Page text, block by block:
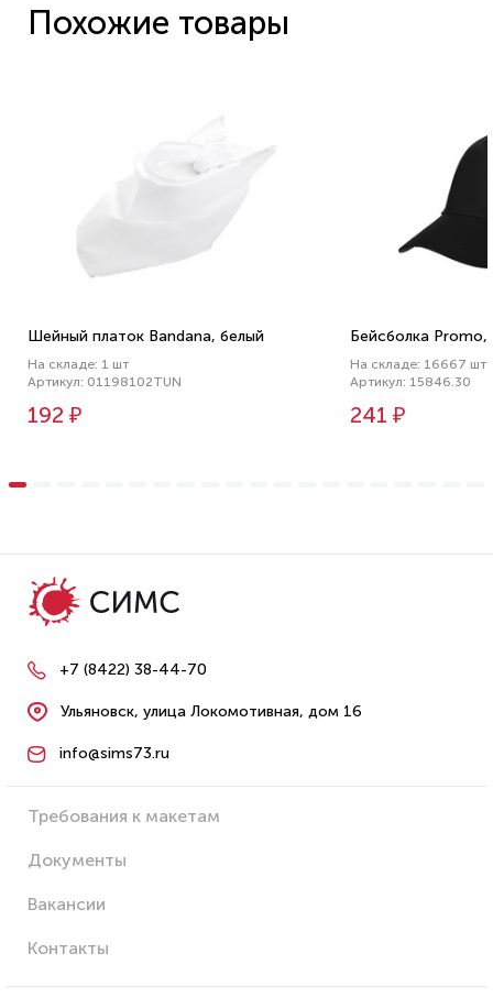
Похожие товары
Шейный платок Bandana, белый
На складе: 1 шт
Артикул: 01198102TUN
192 ₽
Бейсболка Promo,
На складе: 16667 шт
Артикул: 15846.30
241 ₽
+7 (8422) 38-44-70
Ульяновск, улица Локомотивная, дом 16
info@sims73.ru
Требования к макетам
Документы
Вакансии
Контакты